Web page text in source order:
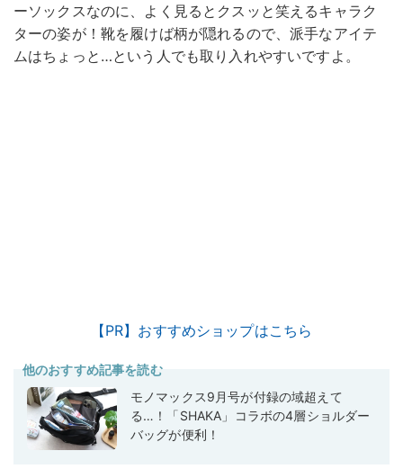
ーソックスなのに、よく見るとクスッと笑えるキャラク
ターの姿が！靴を履けば柄が隠れるので、派手なアイテ
ムはちょっと…という人でも取り入れやすいですよ。
【PR】おすすめショップはこちら
他のおすすめ記事を読む
モノマックス9月号が付録の域超えて
る…！「SHAKA」コラボの4層ショルダー
バッグが便利！